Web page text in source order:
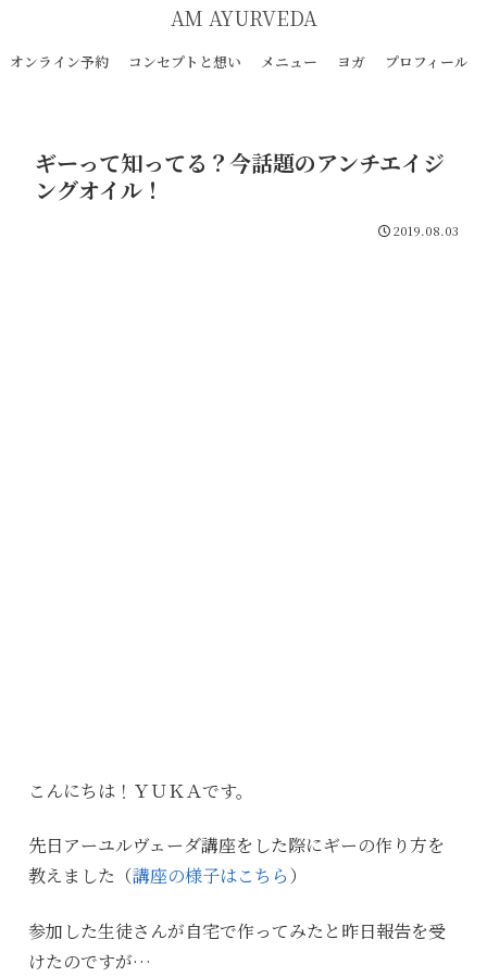
AM AYURVEDA
オンライン予約 コンセプトと想い メニュー ヨガ プロフィール
ギーって知ってる？今話題のアンチエイジ
ングオイル！
2019.08.03
こんにちは！ＹＵＫＡです。
先日アーユルヴェーダ講座をした際にギーの作り方を
教えました（講座の様子はこちら）
参加した生徒さんが自宅で作ってみたと昨日報告を受
けたのですが…